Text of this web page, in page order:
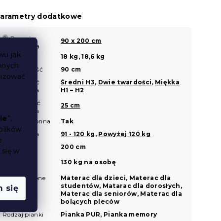
jak
”,
w
się
dodatkowe
? Rozmiar
materaca
90 x 200 cm
Waga 18 kg, 18,6 kg
? Szerokość 90 cm
Twardość
materaca
Średni H3, Dwie twardości, Miękka
H1 – H2
Wysokość
materaca
25 cm
? Dwustronna
Tak
Twoja waga
91 - 120 kg , Powyżej 120 kg
Długość
200 cm
130 kg na osobę
Przeznaczone
do
Materac dla dzieci, Materac dla
studentów, Matarac dla dorosłych,
Materac dla seniorów, Materac dla
bolących pleców
Rodzaj pianki
Pianka PUR, Pianka memory